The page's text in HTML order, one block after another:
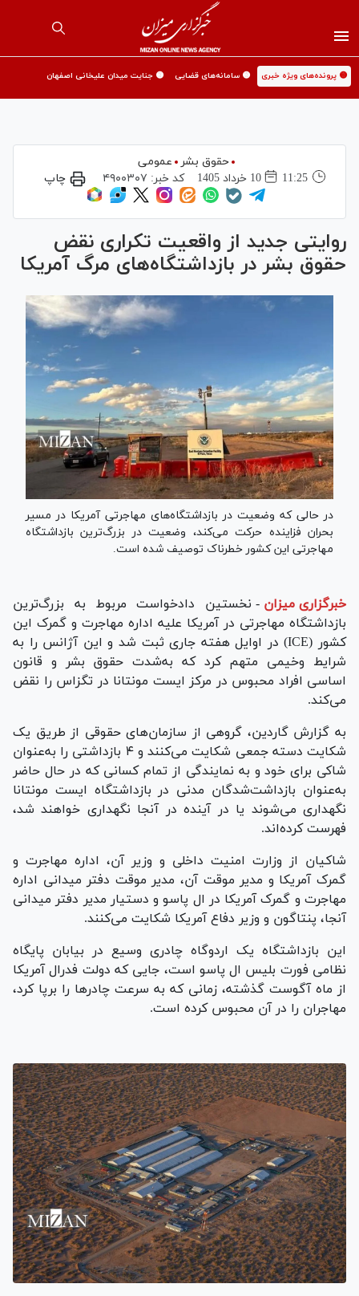
🟡 پرونده‌های ویژه خبری 🟡 سامانه‌های قضایی 🟡 جنایت میدان علیخانی اصفهان
حقوق بشر
عمومی
11:25
10 خرداد 1405 کد خبر: ۴۹۰۰۳۰۷ چاپ
روایتی جدید از واقعیت تکراری نقض
حقوق بشر در بازداشتگاه‌های مرگ آمریکا
در حالی که وضعیت در بازداشتگاه‌های مهاجرتی آمریکا در مسیر
بحران فزاینده حرکت می‌کند، وضعیت در بزرگ‌ترین بازداشتگاه
مهاجرتی این کشور خطرناک توصیف شده است.
خبرگزاری میزان - نخستین دادخواست مربوط به بزرگ‌ترین
بازداشتگاه مهاجرتی در آمریکا علیه اداره مهاجرت و گمرک این
کشور (ICE) در اوایل هفته جاری ثبت شد و این آژانس را به
شرایط وخیمی متهم کرد که به‌شدت حقوق بشر و قانون
اساسی افراد محبوس در مرکز ایست مونتانا در تگزاس را نقض
می‌کند.
به گزارش گاردین، گروهی از سازمان‌های حقوقی از طریق یک
شکایت دسته جمعی شکایت می‌کنند و ۴ بازداشتی را به‌عنوان
شاکی برای خود و به نمایندگی از تمام کسانی که در حال حاضر
به‌عنوان بازداشت‌شدگان مدنی در بازداشتگاه ایست مونتانا
نگهداری می‌شوند یا در آینده در آنجا نگهداری خواهند شد،
فهرست کرده‌اند.
شاکیان از وزارت امنیت داخلی و وزیر آن، اداره مهاجرت و
گمرک آمریکا و مدیر موقت آن، مدیر موقت دفتر میدانی اداره
مهاجرت و گمرک آمریکا در ال پاسو و دستیار مدیر دفتر میدانی
آنجا، پنتاگون و وزیر دفاع آمریکا شکایت می‌کنند.
این بازداشتگاه یک اردوگاه چادری وسیع در بیابان پایگاه
نظامی فورت بلیس ال پاسو است، جایی که دولت فدرال آمریکا
از ماه آگوست گذشته، زمانی که به سرعت چادر‌ها را برپا کرد،
مهاجران را در آن محبوس کرده است.